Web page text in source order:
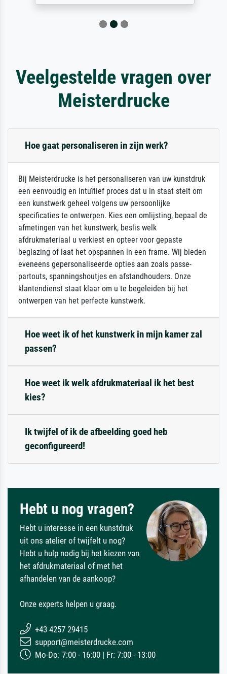
Veelgestelde vragen over
Meisterdrucke
Hoe gaat personaliseren in zijn werk?
Bij Meisterdrucke is het personaliseren van uw kunstdruk
een eenvoudig en intuïtief proces dat u in staat stelt om
een kunstwerk geheel volgens uw persoonlijke
specificaties te ontwerpen. Kies een omlijsting, bepaal de
afmetingen van het kunstwerk, beslis welk
afdrukmateriaal u verkiest en opteer voor gepaste
beglazing of laat het opspannen in een frame. Wij bieden
eveneens gepersonaliseerde opties aan zoals passe-
partouts, spanningshoutjes en afstandhouders. Onze
klantendienst staat klaar om u te begeleiden bij het
ontwerpen van het perfecte kunstwerk.
Hoe weet ik of het kunstwerk in mijn kamer zal
passen?
Hoe weet ik welk afdrukmateriaal ik het best
kies?
Ik twijfel of ik de afbeelding goed heb
geconfigureerd!
Hebt u nog vragen?
Hebt u interesse in een kunstdruk
uit ons atelier of twijfelt u nog?
Hebt u hulp nodig bij het kiezen van
het afdrukmateriaal of met het
afhandelen van de aankoop?
Onze experts helpen u graag.
+43 4257 29415
support@meisterdrucke.com
Mo-Do: 7:00 - 16:00 | Fr: 7:00 - 13:00